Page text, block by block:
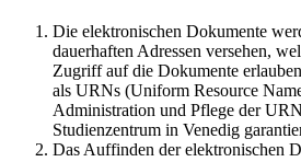
Die elektronischen Dokumente
dauerhaften Adressen versehen,
Zugriff auf die Dokumente
als URNs (Uniform Resource
Administration und Pflege der
Studienzentrum in Venedig
Das Auffinden der elektronischen